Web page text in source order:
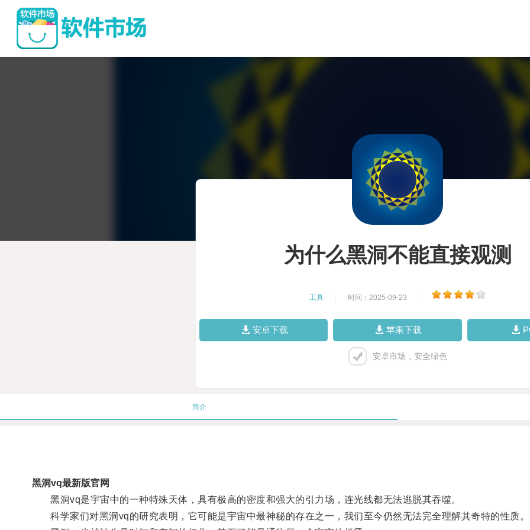
为什么黑洞不能直接观测
工具 时间：2025-09-23
安卓下载 苹果下载
安卓市场，安全绿色
简介
黑洞vq最新版官网
黑洞vq是宇宙中的一种特殊天体，具有极高的密度和强大的引力场，连光线都无法逃脱其吞噬。
科学家们对黑洞vq的研究表明，它可能是宇宙中最神秘的存在之一，我们至今仍然无法完全理解其奇特的性质。